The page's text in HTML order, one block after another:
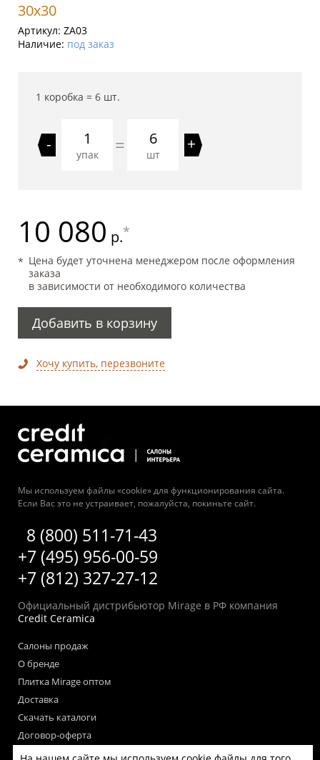
30x30
Артикул: ZA03
Наличие: под заказ
1 коробка = 6 шт.
-
упак = 6
шт
+
10 080 р.*
Цена будет уточнена менеджером после оформления
заказа
в зависимости от необходимого количества
Добавить в корзину
Хочу купить, перезвоните
Мы используем файлы «cookie» для функционирования сайта.
Если Вас это не устраивает, пожалуйста, покиньте сайт.
8 (800) 511-71-43
+7 (495) 956-00-59
+7 (812) 327-27-12
Официальный дистрибьютор Mirage в РФ компания
Credit Ceramica
Салоны продаж
О бренде
Плитка Mirage оптом
Доставка
Скачать каталоги
Договор-оферта
Пользовательское соглашение